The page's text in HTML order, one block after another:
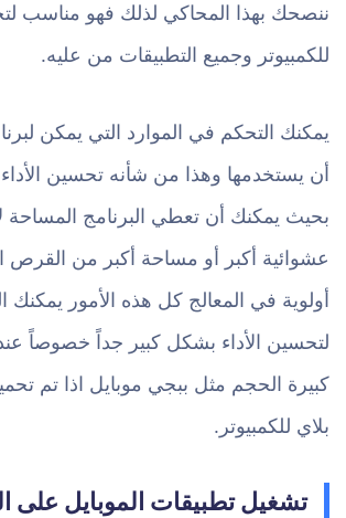
ننصحك بهذا المحاكي لذلك فهو مناسب
للكمبيوتر وجميع التطبيقات من عليه.
يمكنك التحكم في الموارد التي يمكن
أن يستخدمها وهذا من شأنه تحسين
بحيث يمكنك أن تعطي البرنامج المساحة
عشوائية أكبر أو مساحة أكبر من
أولوية في المعالج كل هذه الأمور يمكنك
لتحسين الأداء بشكل كبير جداً خصوصاً
كبيرة الحجم مثل ببجي موبايل اذا تم
بلاي للكمبيوتر.
تشغيل تطبيقات الموبايل على